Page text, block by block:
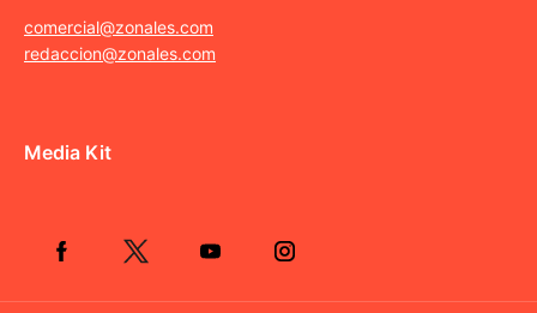
comercial@zonales.com
redaccion@zonales.com
Media Kit